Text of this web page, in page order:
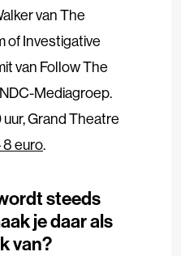
van The
of Investigative
van Follow The
Mediagroep.
uur, Grand Theatre
8 euro.
steeds
je daar als
van?